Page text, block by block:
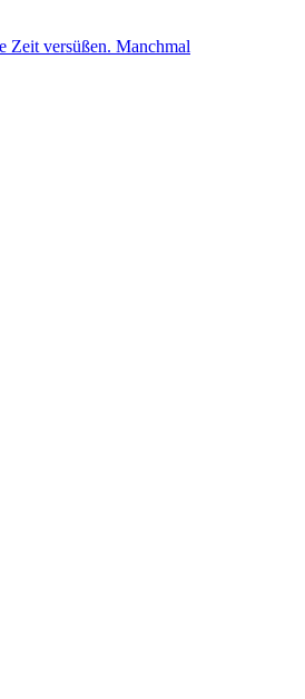
Zeit versüßen. Manchmal